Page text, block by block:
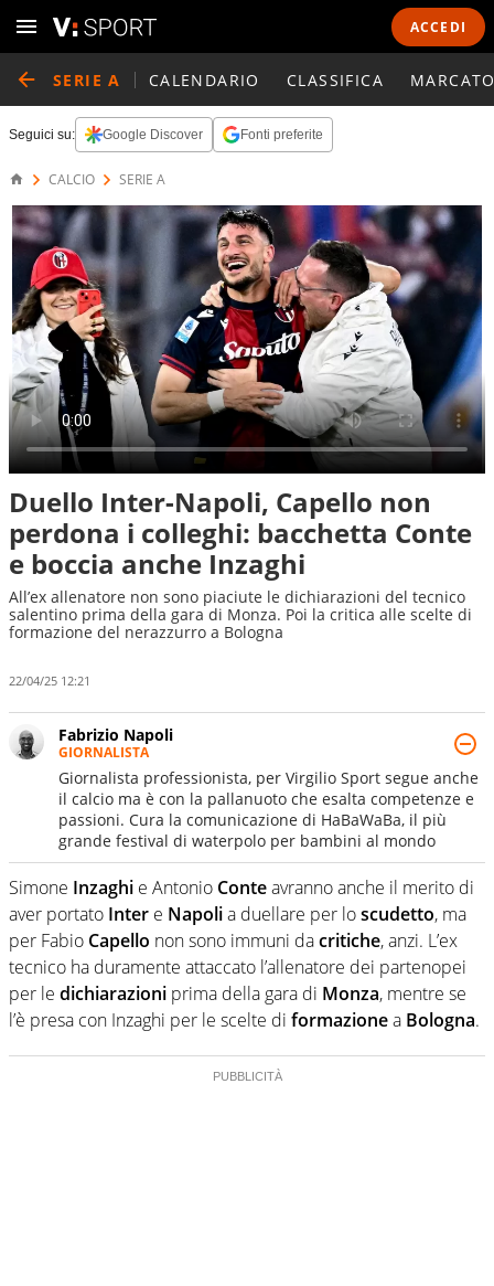
ACCEDI
SERIE A CALENDARIO CLASSIFICA
Seguici su: Google Discover Fonti preferite
CALCIO SERIE A
Duello Inter-Napoli, Capello non
perdona i colleghi: bacchetta Conte
e boccia anche Inzaghi
All’ex allenatore non sono piaciute le dichiarazioni del tecnico
salentino prima della gara di Monza. Poi la critica alle scelte di
formazione del nerazzurro a Bologna
22/04/25 12:21
Fabrizio Napoli
GIORNALISTA
Giornalista professionista, per Virgilio Sport segue anche
il calcio ma è con la pallanuoto che esalta competenze e
passioni. Cura la comunicazione di HaBaWaBa, il più
grande festival di waterpolo per bambini al mondo
Simone Inzaghi e Antonio Conteavranno anche il merito di
aver portato Inter e Napolia duellare per loscudetto, ma
per Fabio Capello non sono immuni dacritiche, anzi. L’ex
tecnico ha duramente attaccato l’allenatore dei partenopei
per le dichiarazioni prima della gara di Monza, mentre se
l’è presa con Inzaghi per le scelte di formazionea Bologna.